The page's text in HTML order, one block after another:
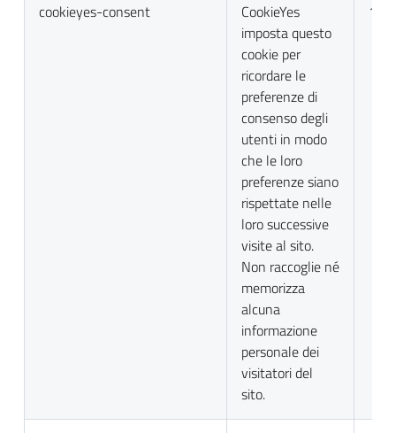
cookieyes-consent
CookieYes
imposta questo
cookie per
ricordare le
preferenze di
consenso degli
utenti in modo
che le loro
preferenze siano
rispettate nelle
loro successive
visite al sito.
Non raccoglie né
memorizza
alcuna
informazione
personale dei
visitatori del
sito.
1